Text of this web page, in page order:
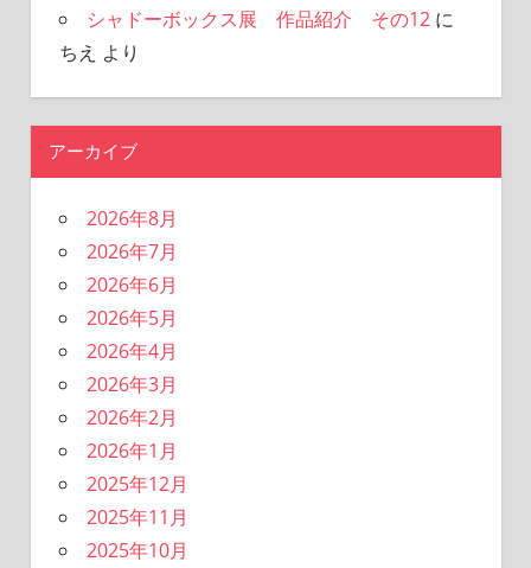
シャドーボックス展 作品紹介 その12に
ちえ より
アーカイブ
2026年8月
2026年7月
2026年6月
2026年5月
2026年4月
2026年3月
2026年2月
2026年1月
2025年12月
2025年11月
2025年10月